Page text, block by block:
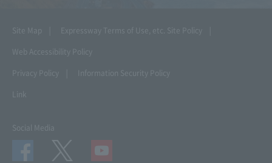
Site Map Expressway Terms of Use, etc. Site Policy
Web Accessibility Policy
Privacy Policy
Information Security Policy
Link
Social Media